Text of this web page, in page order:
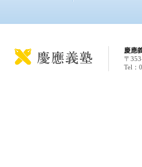
慶應
〒
Tel：